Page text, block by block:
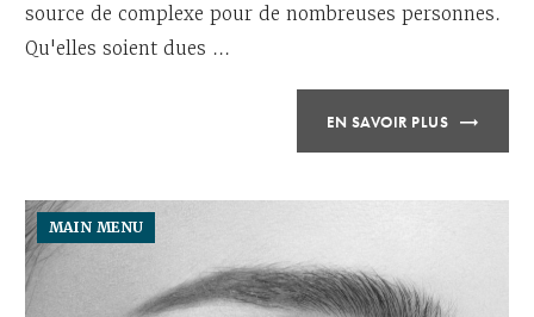
source de complexe pour de nombreuses personnes.
Qu'elles soient dues ...
EN SAVOIR PLUS
MAIN MENU